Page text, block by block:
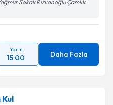
Sokak Rızvanoğlu Çamlık
Yarın
15:00 Daha Fazla
Kul